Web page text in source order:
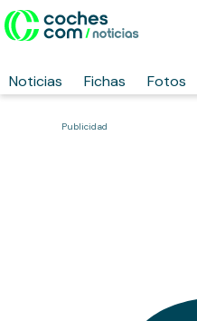
Noticias Fichas Fotos
Publicidad